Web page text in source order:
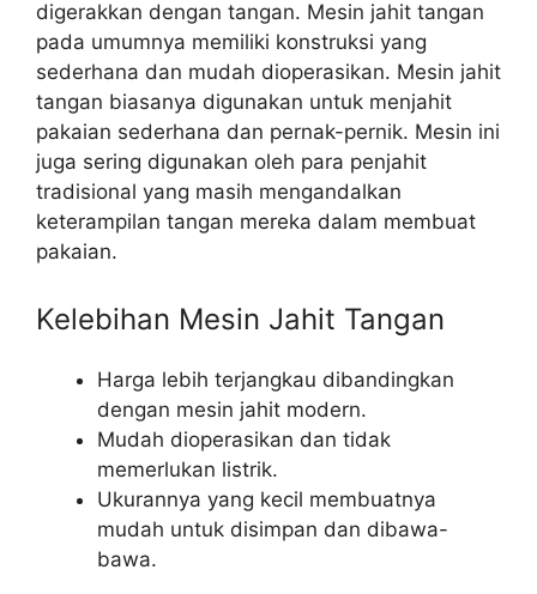
digerakkan dengan tangan. Mesin jahit tangan
pada umumnya memiliki konstruksi yang
sederhana dan mudah dioperasikan. Mesin jahit
tangan biasanya digunakan untuk menjahit
pakaian sederhana dan pernak-pernik. Mesin ini
juga sering digunakan oleh para penjahit
tradisional yang masih mengandalkan
keterampilan tangan mereka dalam membuat
pakaian.
Kelebihan Mesin Jahit Tangan
Harga lebih terjangkau dibandingkan
dengan mesin jahit modern.
Mudah dioperasikan dan tidak
memerlukan listrik.
Ukurannya yang kecil membuatnya
mudah untuk disimpan dan dibawa-
bawa.